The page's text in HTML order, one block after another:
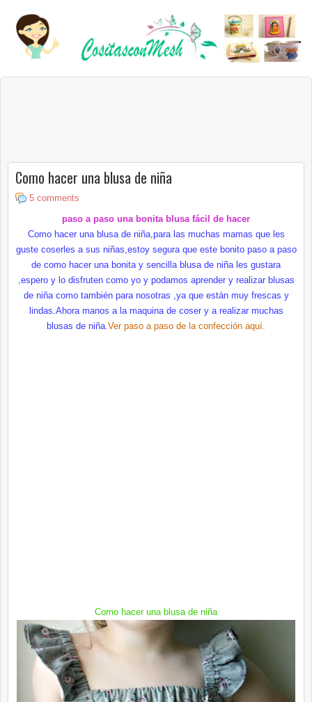
Como hacer una blusa de niña
5 comments
paso a paso una bonita blusa fácil de hacer
Como hacer una blusa de niña,para las muchas mamas que les
guste coserles a sus niñas,estoy segura que este bonito paso a paso
de como hacer una bonita y sencilla blusa de niña les gustara
,espero y lo disfrutencomo yo y podamos aprender y realizar blusas
de niña como también para nosotras ,ya que estánmuy frescas y
lindas.Ahora manos a la maquina de coser y a realizar muchas
blusas de niña. Ver paso a paso de la confección aquí
Como hacer una blusa de niña